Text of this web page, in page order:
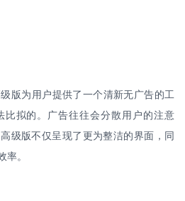
版为用户提供了一个清新无广告的工
比拟的。广告往往会分散用户的注意
级版不仅呈现了更为整洁的界面，同
率。